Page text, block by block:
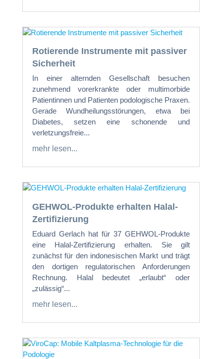
Rotierende Instrumente mit passiver
Sicherheit
In einer alternden Gesellschaft besuchen
zunehmend vorerkrankte oder multimorbide
Patientinnen und Patienten podologische Praxen.
Gerade Wundheilungsstörungen, etwa bei
Diabetes, setzen eine schonende und
verletzungsfreie...
mehr lesen...
GEHWOL-Produkte erhalten Halal-
Zertifizierung
Eduard Gerlach hat für 37 GEHWOL-Produkte
eine Halal-Zertifizierung erhalten. Sie gilt
zunächst für den indonesischen Markt und trägt
den dortigen regulatorischen Anforderungen
Rechnung. Halal bedeutet „erlaubt“ oder
„zulässig“...
mehr lesen...